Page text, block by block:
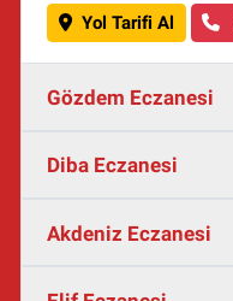
Yol Tarifi Al
Gözdem Eczanesi
Diba Eczanesi
Akdeniz Eczanesi